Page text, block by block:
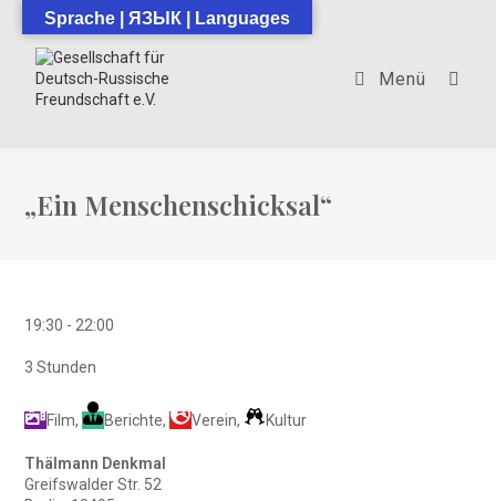
springen
Menü
„Ein Menschenschicksal“
19:30 - 22:00
3 Stunden
Film, Berichte, Verein, Kultur
Thälmann Denkmal
Greifswalder Str. 52
Sprache | ЯЗЫК | Languages